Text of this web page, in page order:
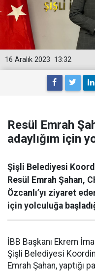
13:32
16 Aralık 2023
Resül Emrah
adaylığım için
Şişli Belediyesi
Resül Emrah Şahan,
Özcanlı’yı ziyaret
için yolculuğa
İBB Başkanı Ekrem
Şişli Belediyesi
Emrah Şahan, yaptığı